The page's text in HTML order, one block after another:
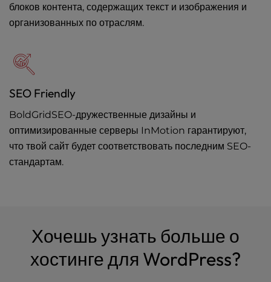
блоков контента, содержащих текст и изображения и
организованных по отраслям.
SEO Friendly
BoldGridSEO-дружественные дизайны и
оптимизированные серверы InMotion гарантируют,
что твой сайт будет соответствовать последним SEO-
стандартам.
Хочешь узнать больше о
хостинге для WordPress?